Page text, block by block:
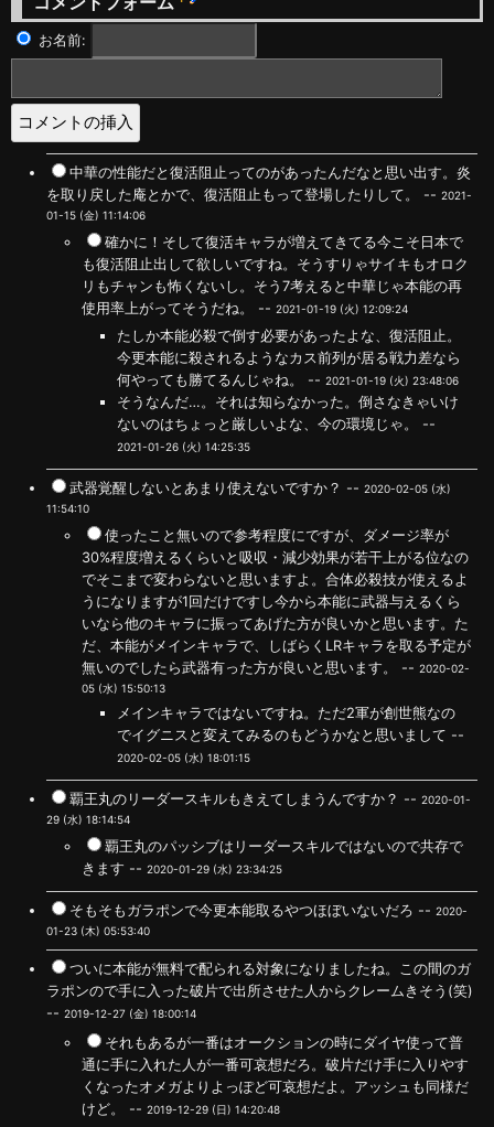
お名前:
中華の性能だと復活阻止ってのがあったんだなと思い出す。炎
を取り戻した庵とかで、復活阻止もって登場したりして。 -- 2021-
01-15 (金) 11:14:06
確かに！そして復活キャラが増えてきてる今こそ日本で
も復活阻止出して欲しいですね。そうすりゃサイキもオロク
リもチャンも怖くないし。そう7考えると中華じゃ本能の再
使用率上がってそうだね。 -- 2021-01-19 (火) 12:09:24
たしか本能必殺で倒す必要があったよな、復活阻止。
今更本能に殺されるようなカス前列が居る戦力差なら
何やっても勝てるんじゃね。 -- 2021-01-19 (火) 23:48:06
そうなんだ…。それは知らなかった。倒さなきゃいけ
ないのはちょっと厳しいよな、今の環境じゃ。 --
2021-01-26 (火) 14:25:35
武器覚醒しないとあまり使えないですか？ -- 2020-02-05 (水)
11:54:10
使ったこと無いので参考程度にですが、ダメージ率が
30%程度増えるくらいと吸収・減少効果が若干上がる位なの
でそこまで変わらないと思いますよ。合体必殺技が使えるよ
うになりますが1回だけですし今から本能に武器与えるくら
いなら他のキャラに振ってあげた方が良いかと思います。た
だ、本能がメインキャラで、しばらくLRキャラを取る予定が
無いのでしたら武器有った方が良いと思います。 -- 2020-02-
05 (水) 15:50:13
メインキャラではないですね。ただ2軍が創世熊なの
でイグニスと変えてみるのもどうかなと思いまして --
2020-02-05 (水) 18:01:15
覇王丸のリーダースキルもきえてしまうんですか？ -- 2020-01-
29 (水) 18:14:54
覇王丸のパッシブはリーダースキルではないので共存で
きます -- 2020-01-29 (水) 23:34:25
そもそもガラポンで今更本能取るやつほぼいないだろ -- 2020-
01-23 (木) 05:53:40
ついに本能が無料で配られる対象になりましたね。この間のガ
ラポンので手に入った破片で出所させた人からクレームきそう(笑)
-- 2019-12-27 (金) 18:00:14
それもあるが一番はオークションの時にダイヤ使って普
通に手に入れた人が一番可哀想だろ。破片だけ手に入りやす
くなったオメガよりよっぽど可哀想だよ。アッシュも同様だ
けど。 -- 2019-12-29 (日) 14:20:48